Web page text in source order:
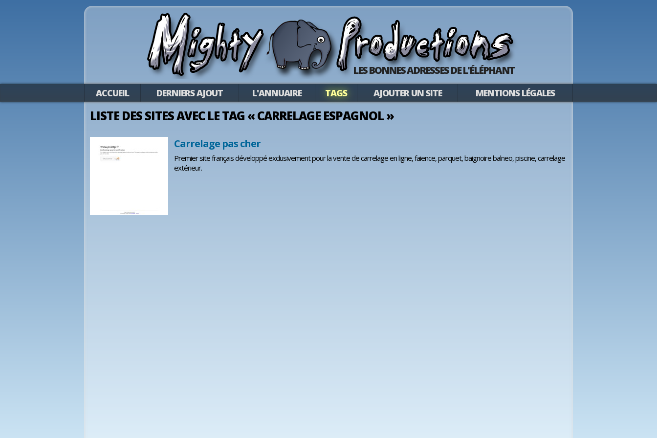
LES BONNES ADRESSES DE L'ÉLÉPHANT
ACCUEIL DERNIERS AJOUT L'ANNUAIRE TAGS AJOUTER UN SITE MENTIONS LÉGALES
LISTE DES SITES AVEC LE TAG « CARRELAGE ESPAGNOL »
Carrelage pas cher
Premier site français développé exclusivement pour la vente de carrelage en ligne, faience, parquet, baignoire balneo, piscine, carrelage
extérieur.